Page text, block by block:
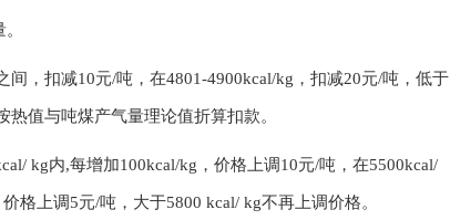
，扣减10元/吨，在4801-4900kcal/kg，扣减20元/吨，低于
值与吨煤产气量理论值折算扣款。
kg内,每增加100kcal/kg，价格上调10元/吨，在5500kcal/
格上调5元/吨，大于5800 kcal/ kg不再上调价格。